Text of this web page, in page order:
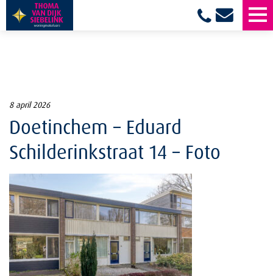
8 april 2026
Doetinchem – Eduard
Schilderinkstraat 14 – Foto